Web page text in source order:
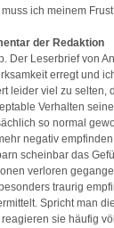
muss ich meinem
der Redaktion
Der Leserbrief von
erregt und
leider viel zu selten,
Verhalten
so normal
negativ
scheinbar das
verloren
traurig
Spricht man
reagieren sie häufig